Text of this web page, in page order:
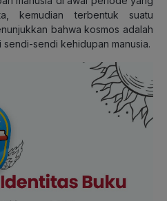
kemudian terbentuk suatu
bahwa kosmos adalah
sendi kehidupan manusia.